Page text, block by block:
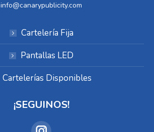
info@canarypublicity.com
Cartelería Fija
Pantallas LED
Cartelerías Disponibles
¡SEGUINOS!